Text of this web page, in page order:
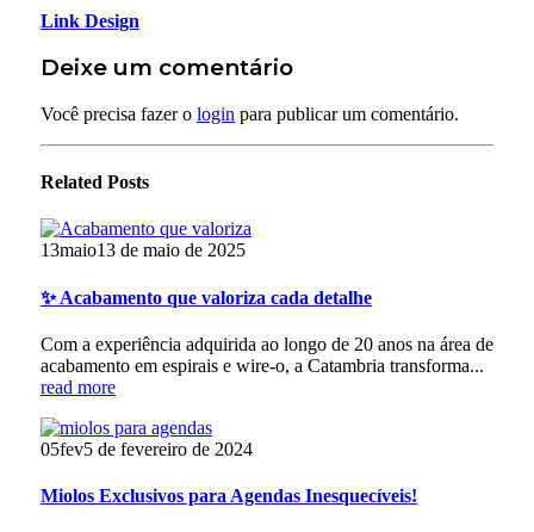
Link Design
Deixe um comentário
Você precisa fazer o login para publicar um comentário.
Related Posts
13maio13 de maio de 2025
✨ Acabamento que valoriza cada detalhe
Com a experiência adquirida ao longo de 20 anos na área de
acabamento em espirais e wire-o, a Catambria transforma...
read more
05fev5 de fevereiro de 2024
Miolos Exclusivos para Agendas Inesquecíveis!